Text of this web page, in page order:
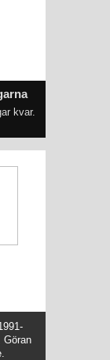
kvar.
Göran